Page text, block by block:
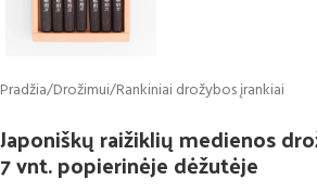
Pradžia/Drožimui/Rankiniai drožybos įrankiai
Japoniškų raižiklių medienos
7 vnt. popierinėje dėžutėje